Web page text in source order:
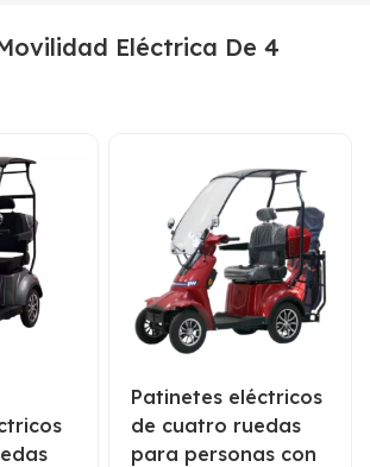
Eléctrica De 4
Patinetes eléctricos
de cuatro ruedas
para personas con